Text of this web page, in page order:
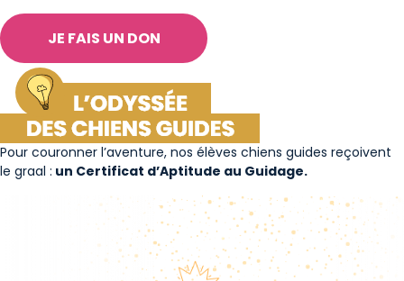
JE FAIS UN DON
Pour couronner l’aventure, nos élèves chiens guides reçoivent
le graal : un Certificat d’Aptitude au Guidage.